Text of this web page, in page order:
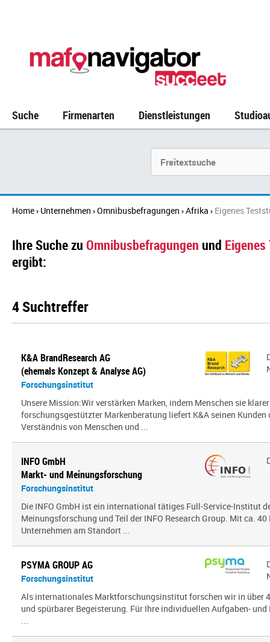
Suche Firmenarten Dienstleistungen
Home› Unternehmen ›Omnibusbefragungen ›Afrika › Eigenes
Ihre Suche zu Omnibusbefragungen und
ergibt:
4 Suchtreffer
K&A BrandResearch AG
(ehemals Konzept & Analyse AG)
Forschungsinstitut
Unsere Mission:Wir verstärken Marken, indem Menschen sie
forschungsgestützter Markenberatung liefert K&A seinen Kunden
Verständnis von Menschen und ...
INFO GmbH
Markt- und Meinungsforschung
Forschungsinstitut
Die INFO GmbH ist ein international tätiges Full-Service-Institut
Meinungsforschung und Teil der INFO Research Group. Mit ca.
Unternehmen am Standort ...
PSYMA GROUP AG
Forschungsinstitut
Als internationales Marktforschungsinstitut forschen wir in über
und spürbarer Begeisterung. Für Ihre individuellen Aufgaben-
...